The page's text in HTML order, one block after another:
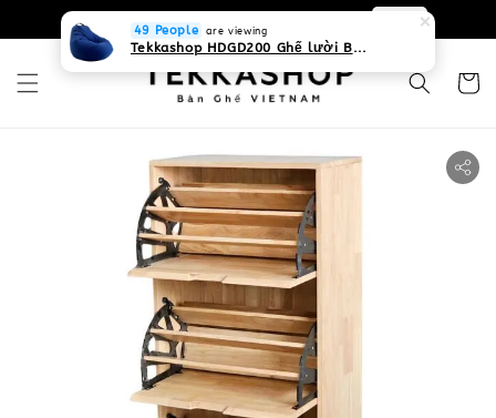
0931268840 Liên hệ với chúng tôi
49 People are viewing
Tekkashop HDGD200 Ghế lười Beanbag form truyền thống, chất liệu Olefin canvas kháng nước, màu xanh biển, có thể sử dụng trong nhà và cả ngoài trời, có quai xách